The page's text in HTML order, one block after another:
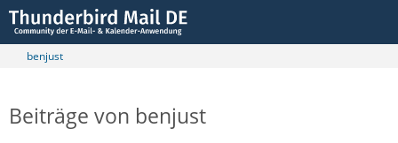
benjust
Beiträge von benjust